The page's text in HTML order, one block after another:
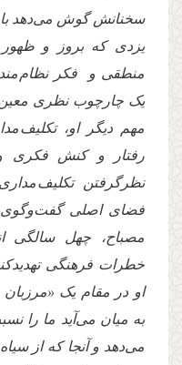
سخنانش گوش می‌دهد
یزدی که بروز و ظهور
منطقی و فکر نظام
یک چارچوب نظری
مهم دیگر او، تکلیف
رفتار و کنش فکری
نظرگرفتن تکلیف
مصباح، چهل سالگی
خطرات فرهنگی
او در مقام یک «مرزبان
به میان می‌آید ما را
می‌دهد و آنجا که از